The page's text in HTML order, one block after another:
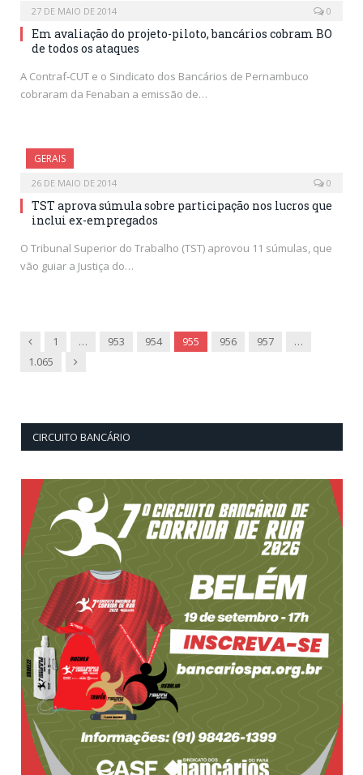
27 DE MAIO DE 2014 0
Em avaliação do projeto-piloto, bancários cobram BO
de todos os ataques
A Contraf-CUT e o Sindicato dos Bancários de Pernambuco
cobraram da Fenaban a emissão de…
GERAIS
26 DE MAIO DE 2014 0
TST aprova súmula sobre participação nos lucros que
inclui ex-empregados
O Tribunal Superior do Trabalho (TST) aprovou 11 súmulas, que
vão guiar a Justiça do…
Previous
1 … 953 954 955 956 957
…
1.065
Next
CIRCUITO BANCÁRIO